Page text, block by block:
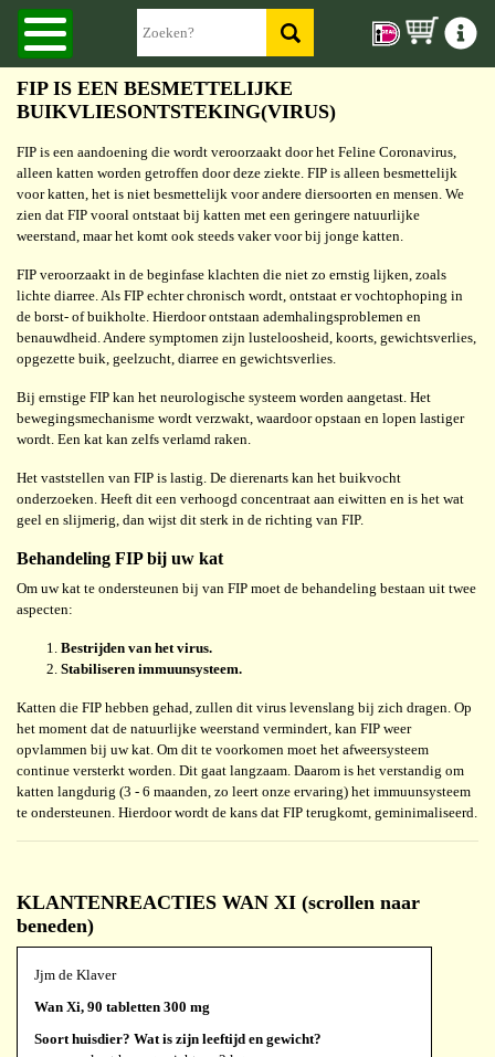
FIP IS EEN BESMETTELIJKE
BUIKVLIESONTSTEKING(VIRUS)
FIP is een aandoening die wordt veroorzaakt door het Feline Coronavirus,
alleen katten worden getroffen door deze ziekte. FIP is alleen besmettelijk
voor katten, het is niet besmettelijk voor andere diersoorten en mensen. We
zien dat FIP vooral ontstaat bij katten met een geringere natuurlijke
weerstand, maar het komt ook steeds vaker voor bij jonge katten.
FIP veroorzaakt in de beginfase klachten die niet zo ernstig lijken, zoals
lichte diarree. Als FIP echter chronisch wordt, ontstaat er vochtophoping in
de borst- of buikholte. Hierdoor ontstaan ademhalingsproblemen en
benauwdheid. Andere symptomen zijn lusteloosheid, koorts, gewichtsverlies,
opgezette buik, geelzucht, diarree en gewichtsverlies.
Bij ernstige FIP kan het neurologische systeem worden aangetast. Het
bewegingsmechanisme wordt verzwakt, waardoor opstaan en lopen lastiger
wordt. Een kat kan zelfs verlamd raken.
Het vaststellen van FIP is lastig. De dierenarts kan het buikvocht
onderzoeken. Heeft dit een verhoogd concentraat aan eiwitten en is het wat
geel en slijmerig, dan wijst dit sterk in de richting van FIP.
Behandeling FIP bij uw kat
Om uw kat te ondersteunen bij van FIP moet de behandeling bestaan uit twee
aspecten:
Bestrijden van het virus.
Stabiliseren immuunsysteem.
Katten die FIP hebben gehad, zullen dit virus levenslang bij zich dragen. Op
het moment dat de natuurlijke weerstand vermindert, kan FIP weer
opvlammen bij uw kat. Om dit te voorkomen moet het afweersysteem
continue versterkt worden. Dit gaat langzaam. Daarom is het verstandig om
katten langdurig (3 - 6 maanden, zo leert onze ervaring) het immuunsysteem
te ondersteunen. Hierdoor wordt de kans dat FIP terugkomt, geminimaliseerd.
KLANTENREACTIES WAN XI (scrollen naar
beneden)
Jjm de Klaver
Wan Xi, 90 tabletten 300 mg
Soort huisdier? Wat is zijn leeftijd en gewicht?